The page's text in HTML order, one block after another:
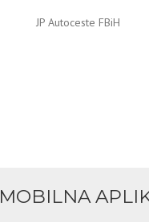
JP Autoceste FBiH
MOBILNA